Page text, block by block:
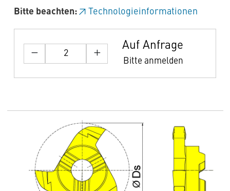
Bitte beachten:
Technologieinformationen
Auf Anfrage
Bitte anmelden